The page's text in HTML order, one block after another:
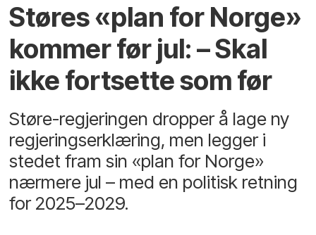
Støres «plan for Norge»
kommer før jul: – Skal
ikke fortsette som før
Støre-regjeringen dropper å lage ny
regjeringserklæring, men legger i
stedet fram sin «plan for Norge»
nærmere jul – med en politisk retning
for 2025–2029.